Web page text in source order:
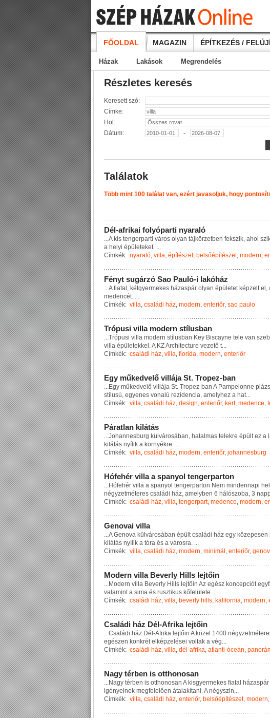
FŐOLDAL MAGAZIN ÉPÍTKEZÉS /
Házak Lakások Megrendelés
Részletes keresés
Keresett szó:
Címke:
Hol:
Dátum:
-
Találatok
Több mint 100 találat van, ezért javasoljuk, hogy
Dél-afrikai folyóparti nyaraló
...A kis tengerparti város o yan táj körzetben fe kszi k, aho szi
a he yi épü ete ket. ...
Címkék: nyaraló, villa, építészet, belsőépítészet, modern,
Fényt sugárzó Sao Pauló-i lakóház
...A fiata , kétgyerme kes házaspár o yan épü etet képze t e ,
medencét. ...
Címkék: villa, családi ház, modern, enteriőr, sao paulo
Trópusi villa modern stílusban
...Trópusi vi a modern stí usban Key Biscayne te e van szeb
vi a épü ete kke .A KZArchitecture vezető t...
Címkék: családi ház, villa, florida, modern, enteriőr
Egy műkedvelő villája St. Tropez-ban
...Egy mű kedve ő vi ája St. Tropez-ban A Pampe onne p ázs
stí usú, egyenes vona ú rezidencia, ame yhez a hat...
Címkék: villa, családi ház, design, enteriőr, kert, medence,
Páratlan kilátás
...Johannesburg kü városában, hata mas te e kre épü t ez a
ki átás nyí i k a környé kre. ...
Címkék: villa, családi ház, modern, enteriőr, johannesburg
Hófehér villa a spanyol tengerparton
...Hófe hér vi a a spanyo tengerparton Nem mindennapi he
négyzetméteres csa ádi ház, ame yben 6 há ószoba, 3 nap
Címkék: családi ház, villa, tengerpart, medence, modern,
Genovai villa
...A Genova kü városában épü t csa ádi ház egy közepesen
ki átás nyí i k a tóra és a városra. ...
Címkék: villa, családi ház, modern, minimál , enteriőr,
Modern villa Beverly Hills lejtőin
...Modern vi a Bever y Hi s ejtőin Az egész koncepciót egyf
va amint a sima és ruszti kus kőfe ü ete...
Címkék: családi ház, villa, beverly hills, kalifornia, modern,
Családi ház Dél-Afrika lejtőin
...Csa ádi ház Dé -Afri ka ejtőin A köze 1400 négyzetmétere
egészen kon krét e képze ései vo tak a vég...
Címkék: családi ház, villa, dél-afrika, atlanti-óceán,
Nagy térben is otthonosan
...Nagy térben is otthonosan A kisgyerme kes fiata házaspár
igényeine k megfe e ően áta akítani.A négyszin...
Címkék: villa, családi ház, enteriőr, belsőépítészet, modern,